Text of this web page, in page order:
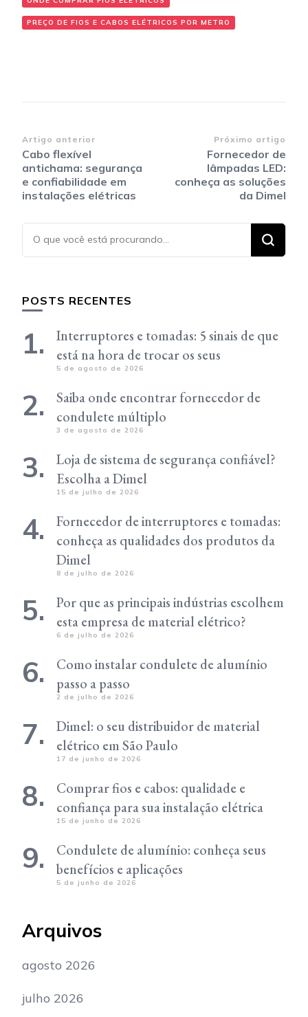
PREÇO DE FIOS E CABOS ELÉTRICOS POR METRO
Navegação
de
post
Artigo anterior
Cabo flexível
antichama: segurança
e confiabilidade em
instalações elétricas
Próximo artigo
Fornecedor de
lâmpadas LED:
conheça as soluções
da Dimel
Procurando
algo?
POSTS RECENTES
Interruptores e tomadas: 5 sinais de que
está na hora de trocar os seus
5 de agosto de 2026
Saiba onde encontrar fornecedor de
condulete múltiplo
3 de agosto de 2026
Loja de sistema de segurança confiável?
Escolha a Dimel
15 de julho de 2026
Fornecedor de interruptores e tomadas:
conheça as qualidades dos produtos da
Dimel
8 de julho de 2026
Por que as principais indústrias escolhem
esta empresa de material elétrico?
6 de julho de 2026
Como instalar condulete de alumínio
passo a passo
2 de julho de 2026
Dimel: o seu distribuidor de material
elétrico em São Paulo
17 de junho de 2026
Comprar fios e cabos: qualidade e
confiança para sua instalação elétrica
15 de junho de 2026
Condulete de alumínio: conheça seus
benefícios e aplicações
5 de junho de 2026
Arquivos
agosto 2026
julho 2026